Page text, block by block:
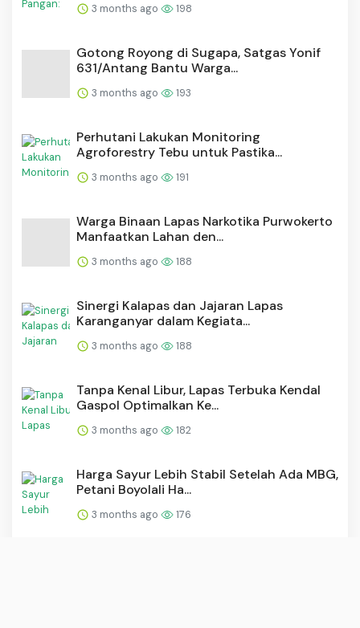
3 months ago 198
Gotong Royong di Sugapa, Satgas Yonif
631/Antang Bantu Warga...
3 months ago 193
Perhutani Lakukan Monitoring
Agroforestry Tebu untuk Pastika...
3 months ago 191
Warga Binaan Lapas Narkotika Purwokerto
Manfaatkan Lahan den...
3 months ago 188
⁠Sinergi Kalapas dan Jajaran Lapas
Karanganyar dalam Kegiata...
3 months ago 188
Tanpa Kenal Libur, Lapas Terbuka Kendal
Gaspol Optimalkan Ke...
3 months ago 182
Harga Sayur Lebih Stabil Setelah Ada MBG,
Petani Boyolali Ha...
3 months ago 176